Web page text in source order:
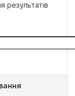
результатів